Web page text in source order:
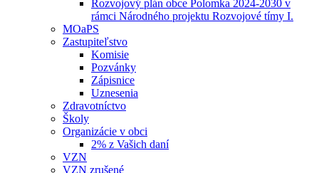
Rozvojový plán obce Polomka 2024-2030 v
rámci Národného projektu Rozvojové tímy I.
MOaPS
Zastupiteľstvo
Komisie
Pozvánky
Zápisnice
Uznesenia
Zdravotníctvo
Školy
Organizácie v obci
2% z Vašich daní
VZN
VZN zrušené